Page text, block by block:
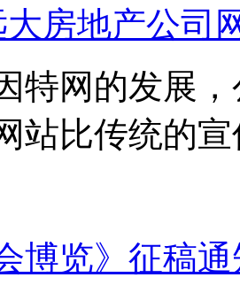
大房地产公司
特网的发展
站比传统的
博览》征稿